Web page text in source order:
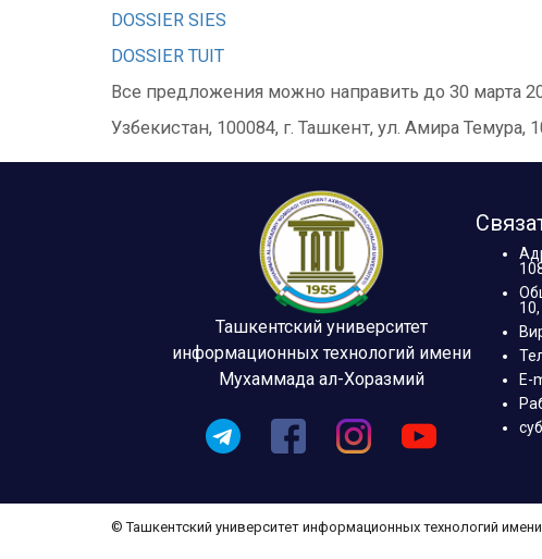
DOSSIER SIES
DOSSIER TUIT
Все предложения можно направить до 30 марта
Узбекистан, 100084, г. Ташкент, ул. Амира
Ташкентский университет
информационных технологий имени
Мухаммада ал-Хоразмий
E-
© Ташкентский университет информационных технологий